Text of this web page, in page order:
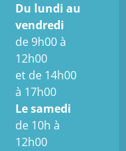
Du lundi au
vendredi
de 9h00 à
12h00
et de 14h00
à 17h00
Le samedi
de 10h à
12h00